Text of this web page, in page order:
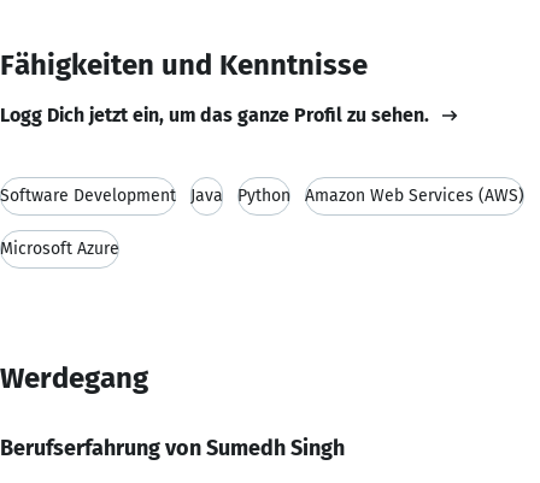
Fähigkeiten und Kenntnisse
Logg Dich jetzt ein, um das ganze Profil zu sehen.
Software Development Java Python Amazon Web Services (AWS)
Microsoft Azure
Werdegang
Berufserfahrung von Sumedh Singh